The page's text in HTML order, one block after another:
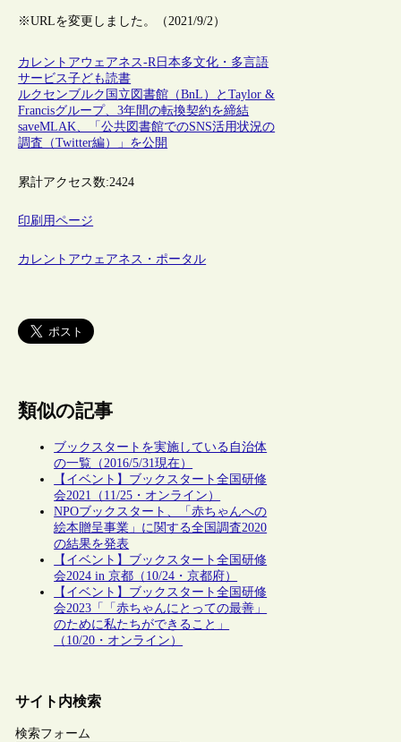
※URLを変更しました。（2021/9/2）
カレントアウェアネス-R日本多文化・多言語
サービス子ども読書
ルクセンブルク国立図書館（BnL）とTaylor &
Francisグループ、3年間の転換契約を締結
saveMLAK、「公共図書館でのSNS活用状況の
調査（Twitter編）」を公開
累計アクセス数:2424
印刷用ページ
カレントアウェアネス・ポータル
類似の記事
ブックスタートを実施している自治体
の一覧（2016/5/31現在）
【イベント】ブックスタート全国研修
会2021（11/25・オンライン）
NPOブックスタート、「赤ちゃんへの
絵本贈呈事業」に関する全国調査2020
の結果を発表
【イベント】ブックスタート全国研修
会2024 in 京都（10/24・京都府）
【イベント】ブックスタート全国研修
会2023「「赤ちゃんにとっての最善」
のために私たちができること」
（10/20・オンライン）
サイト内検索
検索フォーム